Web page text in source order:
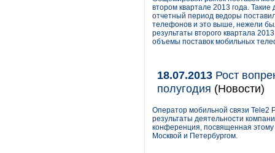
втором квартале 2013 года.
отчетный период ведоры
телефонов и это выше, нежели
результаты второго квартала
объемы поставок мобильных
18.07.2013 Рост
полугодия (Новости)
Оператор мобильной связи Tele2
результаты деятельности
конференция, посвященная
Москвой и Петербургом.